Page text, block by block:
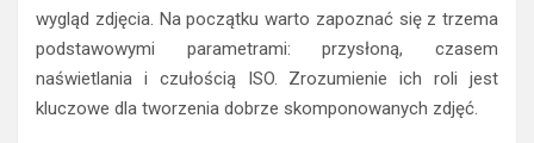
wygląd zdjęcia. Na początku warto zapoznać się z trzema
podstawowymi parametrami: przysłoną, czasem
naświetlania i czułością ISO. Zrozumienie ich roli jest
kluczowe dla tworzenia dobrze skomponowanych zdjęć.